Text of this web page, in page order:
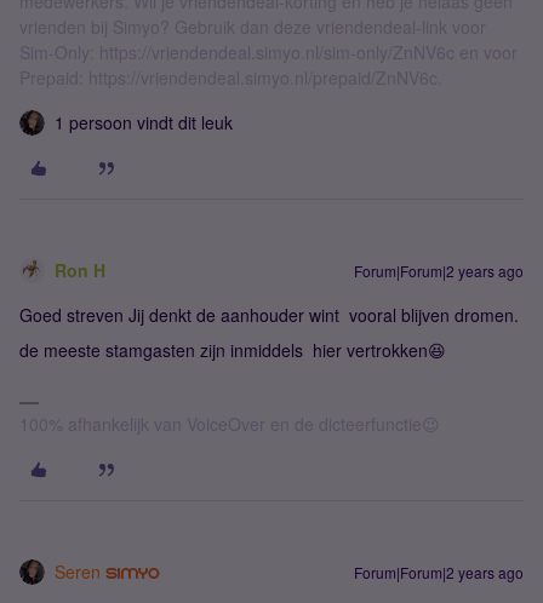
vrienden bij Simyo? Gebruik dan deze vriendendeal-link voor
Sim-Only: https://vriendendeal.simyo.nl/sim-only/ZnNV6c en voor
Prepaid: https://vriendendeal.simyo.nl/prepaid/ZnNV6c.
1 persoon vindt dit leuk
Ron H Forum|Forum|2 years ago
Goed streven Jij denkt de aanhouder wint vooral blijven dromen.
de meeste stamgasten zijn inmiddels hier vertrokken😆
100% afhankelijk van VoiceOver en de dicteerfunctie😉
Seren Forum|Forum|2 years ago